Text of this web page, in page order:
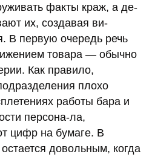
факты краж, а де-
их, создавая ви-
В первую очередь речь
товара — обычно
Как правило,
плохо
работы бара и
персона-ла,
цифр на бумаге. В
довольным, когда